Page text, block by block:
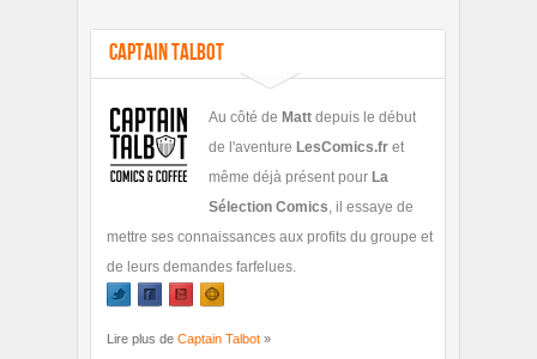
Captain Talbot
Au côté de Matt depuis le début
de l'aventure LesComics.fr et
même déjà présent pour La
Sélection Comics , il essaye de
mettre ses connaissances aux profits du groupe et
de leurs demandes farfelues.
Lire plus de Captain Talbot »